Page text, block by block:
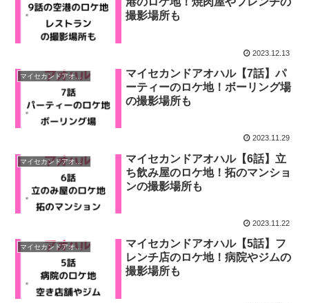
撮影場所も
2023.12.13
マイセカンドアオハル
マイセカンドアオハル【7話】パ
ーティーのロケ地！ボーリング場
の撮影場所も
2023.11.29
マイセカンドアオハル
マイセカンドアオハル【6話】立
ち飲み屋のロケ地！拓のマンショ
ンの撮影場所も
2023.11.22
マイセカンドアオハル
マイセカンドアオハル【5話】フ
レンチ店のロケ地！病院やジムの
撮影場所も